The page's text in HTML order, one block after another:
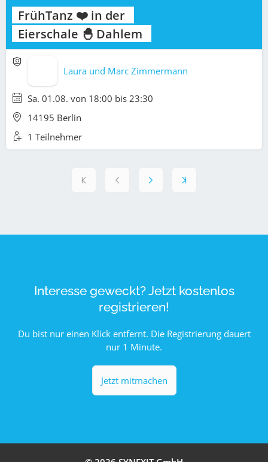
FrühTanz ❤️ in der
Eierschale 🐣 Dahlem
Laura und Marc Zimmermann
Sa. 01.08. von 18:00 bis 23:30
14195 Berlin
1 Teilnehmer
Interesse geweckt? Jetzt kostenlos
registrieren!
Du bist nur einen Klick entfernt. Die Registrierung dauert
nur 1 Minute.
Jetzt mitmachen